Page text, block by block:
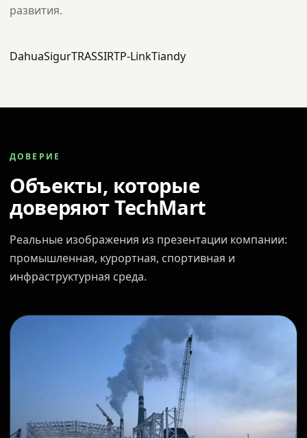
развития.
DahuaSigurTRASSIRTP-LinkTiandy
ДОВЕРИЕ
Объекты, которые
доверяют TechMart
Реальные изображения из презентации компании:
промышленная, курортная, спортивная и
инфраструктурная среда.